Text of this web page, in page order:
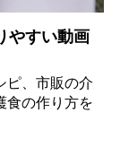
やすい動画
ピ、市販の介
食の作り方を